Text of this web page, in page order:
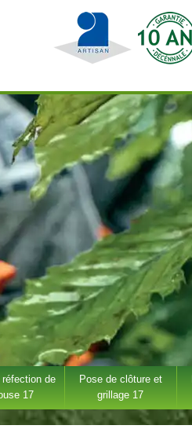
de
17
Pose de clôture et
grillage 17